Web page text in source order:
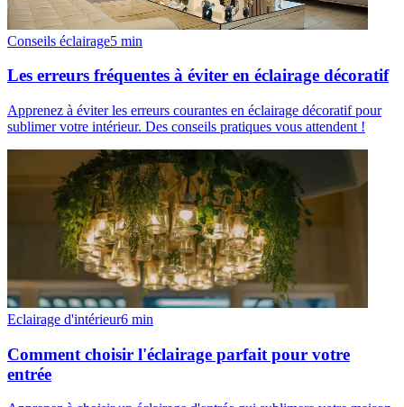
Conseils éclairage5 min
Les erreurs fréquentes à éviter en éclairage décoratif
Apprenez à éviter les erreurs courantes en éclairage décoratif pour
sublimer votre intérieur. Des conseils pratiques vous attendent !
Eclairage d'intérieur6 min
Comment choisir l'éclairage parfait pour votre
entrée